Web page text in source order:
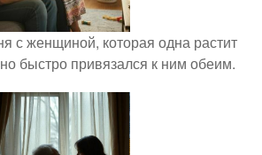
с женщиной, которая одна растит
быстро привязался к ним обеим.